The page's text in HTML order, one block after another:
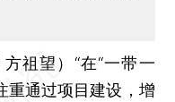
祖望） “在“一带一
重通过项目建设，增